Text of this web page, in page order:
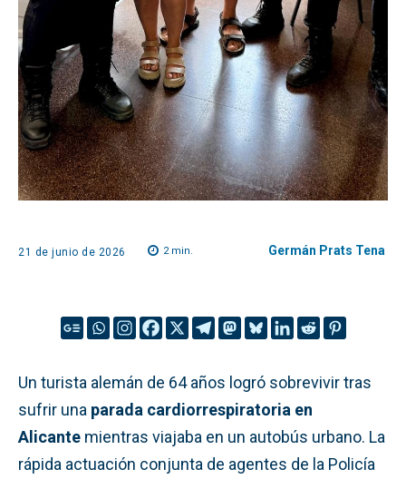
21 de junio de 2026 2min. Germán Prats Tena
Un turista alemán de 64 años logró sobrevivir tras
sufrir una parada cardiorrespiratoria en
Alicante mientras viajaba en un autobús urbano. La
rápida actuación conjunta de agentes de la Policía